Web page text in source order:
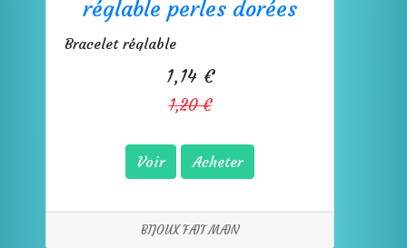
réglable perles dorées
Bracelet réglable
1,14 €
1,20 €
Voir Acheter
BIJOUX FAIT MAIN